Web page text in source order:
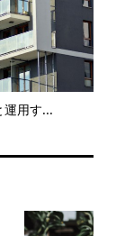
運用す...